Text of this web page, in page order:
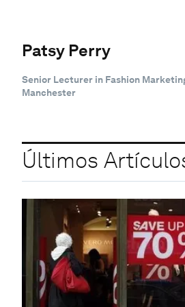
Patsy Perry
Senior Lecturer in Fashion
Manchester
Últimos